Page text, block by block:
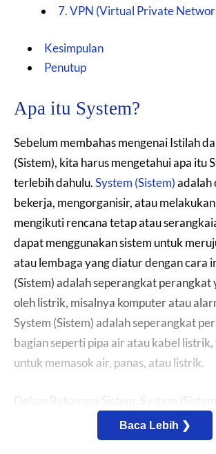
7. VPN (Virtual Private
Kesimpulan
Penutup
Apa itu System?
Sebelum membahas mengenai Istilah
(Sistem), kita harus mengetahui apa itu
terlebih dahulu.System (Sistem)adalah
bekerja, mengorganisir, atau
mengikuti rencana tetap atau
dapat menggunakan sistem untuk
atau lembaga yang diatur dengan cara
(Sistem) adalah seperangkat perangkat
oleh listrik, misalnya komputer atau
System (Sistem) adalah seperangkat
bagian seperti pipa air atau kabel
untuk memasok air, panas, atau listrik.
sekelompok orang dan artefak (mesin,
perangkat keras, proses, dan lain
Baca Lebih ❯